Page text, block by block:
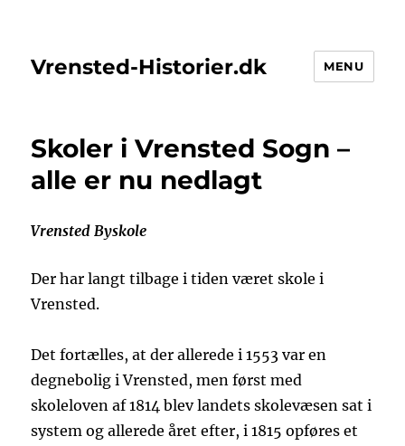
Vrensted-Historier.dk MENU
Skoler i Vrensted Sogn –
alle er nu nedlagt
Vrensted Byskole
Der har langt tilbage i tiden været skole i
Vrensted.
Det fortælles, at der allerede i 1553 var en
degnebolig i Vrensted, men først med
skoleloven af 1814 blev landets skolevæsen sat i
system og allerede året efter, i 1815 opføres et